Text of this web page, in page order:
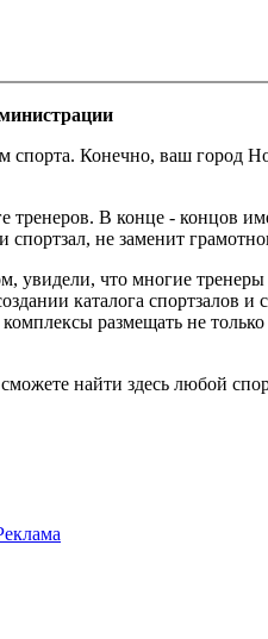
Конечно, ваш город
В конце - концов
не заменит
увидели, что многие
каталога спортзалов
размещать не
найти здесь любой